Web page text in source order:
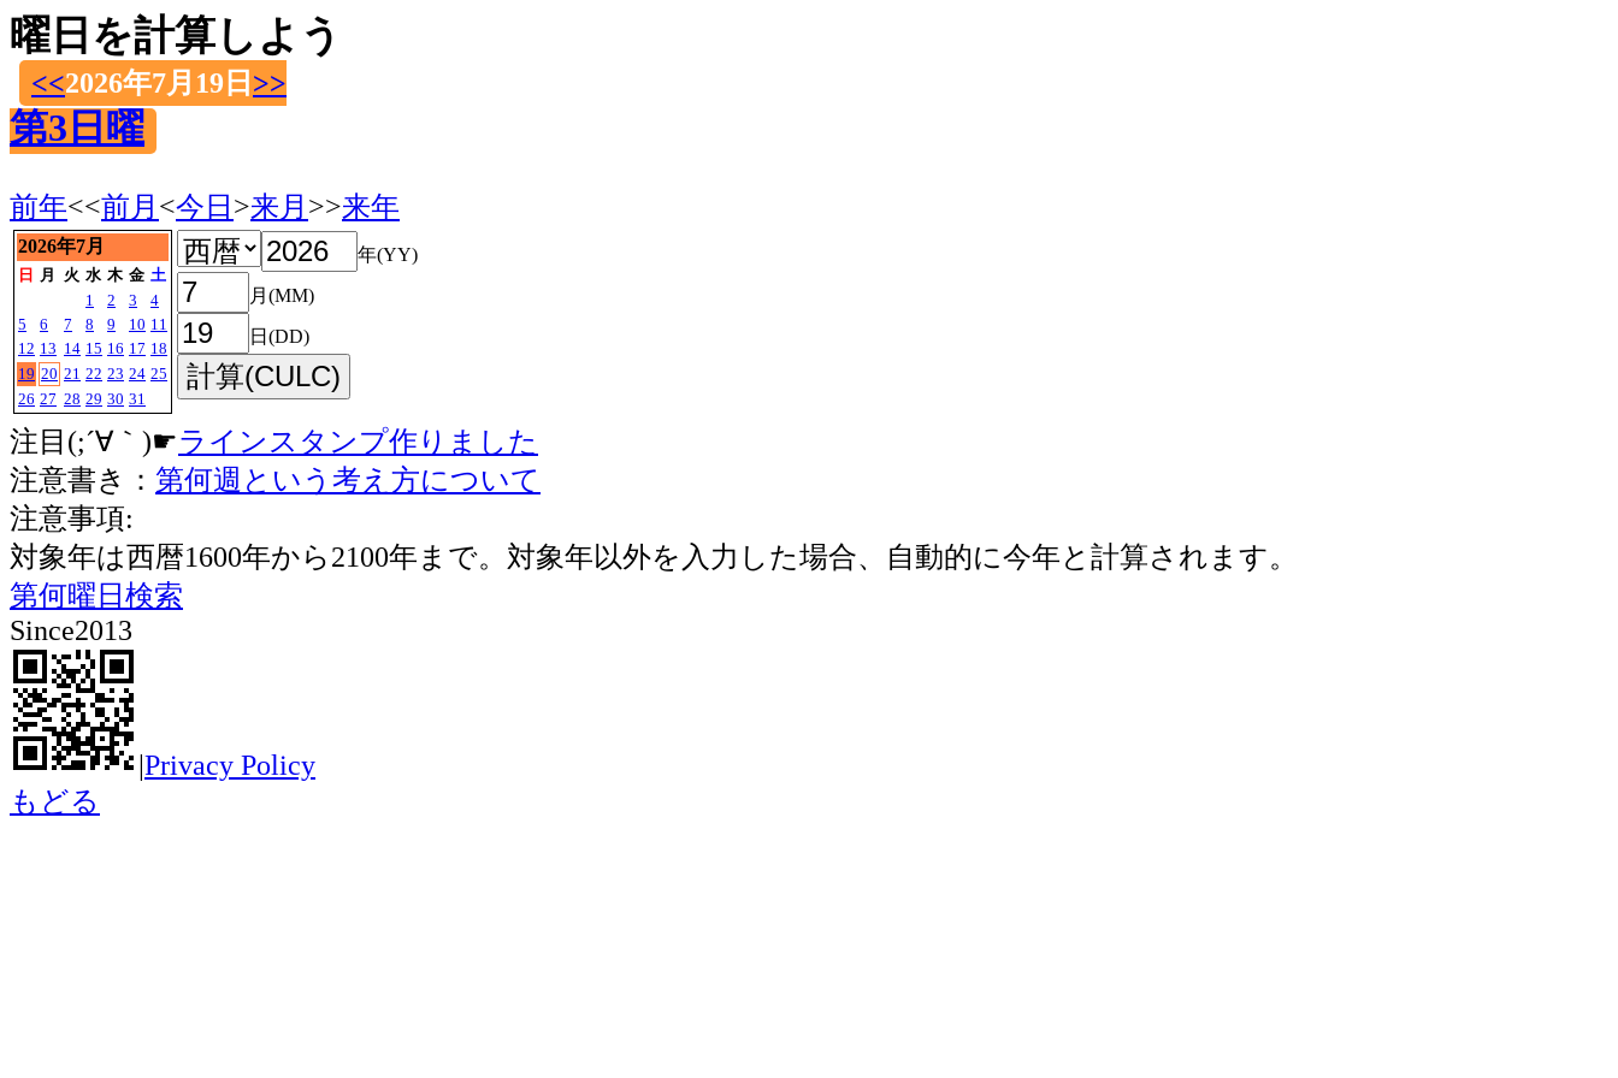
曜日を計算しよう
<<2026年7月19日 >>
第3日曜
前年<<前月 <今日 >来月 >>来年
2026年7月
日 月 火 水 木 金 土
1
2 3
4
5
6 7 8 9 10 11
12 13 14 15 16 17 18
19 20 21 22 23 24 25
26 27 28 29 30 31
年(YY)
月(MM)
日(DD)
注目(;´∀｀)☛ラインスタンプ作りました
注意書き： 第何週という考え方について
注意事項:
対象年は西暦1600年から2100年まで。対象年以外を入力した場合、自動的に今年と計算されます。
第何曜日検索
Since2013
|Privacy Policy
もどる